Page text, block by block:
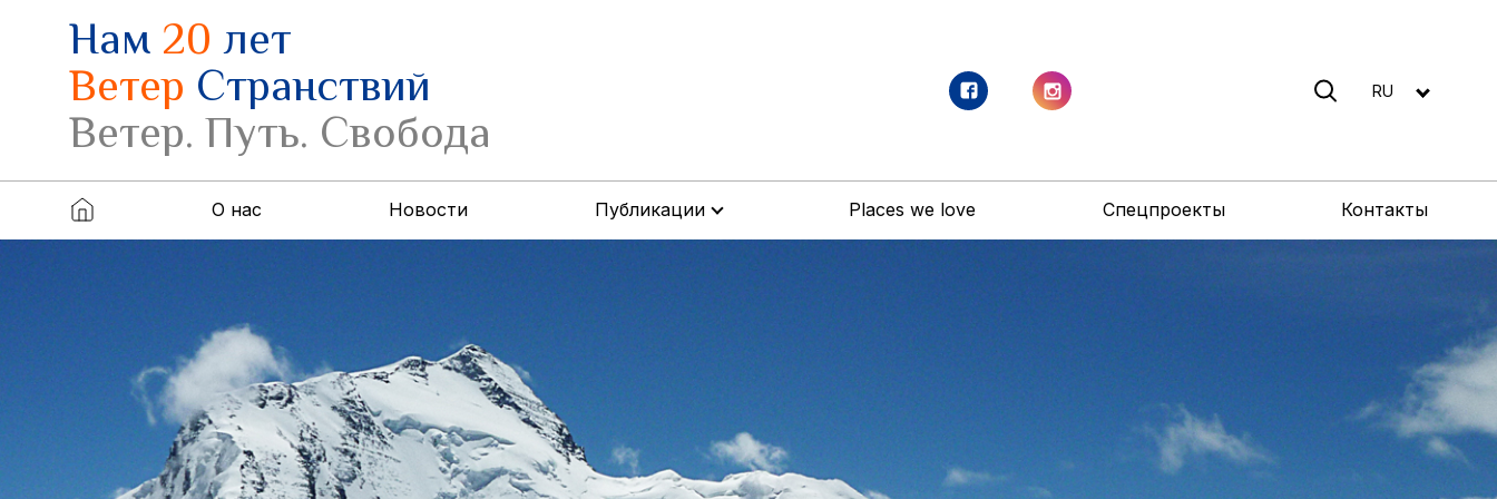
Нам20лет
Ветер Странствий
Ветер. Путь. Свобода
RU
О нас Новости Публикации Places we love Спецпроекты Контакты